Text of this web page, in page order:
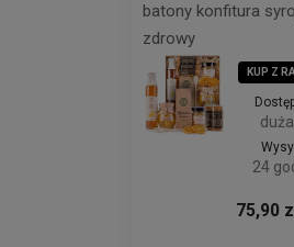
batony konfitura
zdrowy
KUP Z
24
75,90